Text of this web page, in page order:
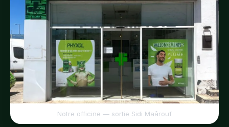
Notre officine — sortie Sidi Maârouf